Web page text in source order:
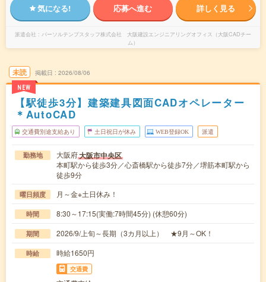
気になる! 応募へ進む 詳しく見る
派遣会社
パーソルテンプスタッフ株式会社 大阪建設エンジニアリングオフィス（大阪CADチー
ム）
未読
NEW
掲載日 2026/08/06
【駅徒歩3分】建築建具図面CADオペレーター
＊AutoCAD
交通費別途支給あり 土日祝日が休み WEB登録OK 派遣
勤務地 大阪府大阪市中央区
本町駅から徒歩3分／心斎橋駅から徒歩7分／堺筋本町駅から
徒歩9分
曜日頻度 月～金※土日休み！
時間 8:30～17:15(実働:7時間45分) (休憩60分)
期間 2026/9/上旬～長期（3カ月以上） ★9月～OK！
時給 時給1650円
交通費